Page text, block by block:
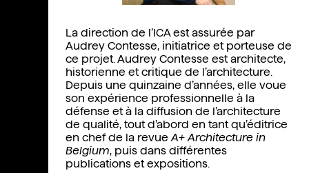
Présentation
Équipe
Fondateurs
Conseil d'orientation
Opérateurs culturels
La direction de l’ICA est assurée par
Audrey Contesse, initiatrice et porteuse de
ce projet. Audrey Contesse est architecte,
historienne et critique de l’architecture.
Depuis une quinzaine d’années, elle voue
son expérience professionnelle à la
défense et à la diffusion de l’architecture
de qualité, tout d’abord en tant qu’éditrice
en chef de la revue A+ Architecture in
Belgium, puis dans différentes
publications et expositions.